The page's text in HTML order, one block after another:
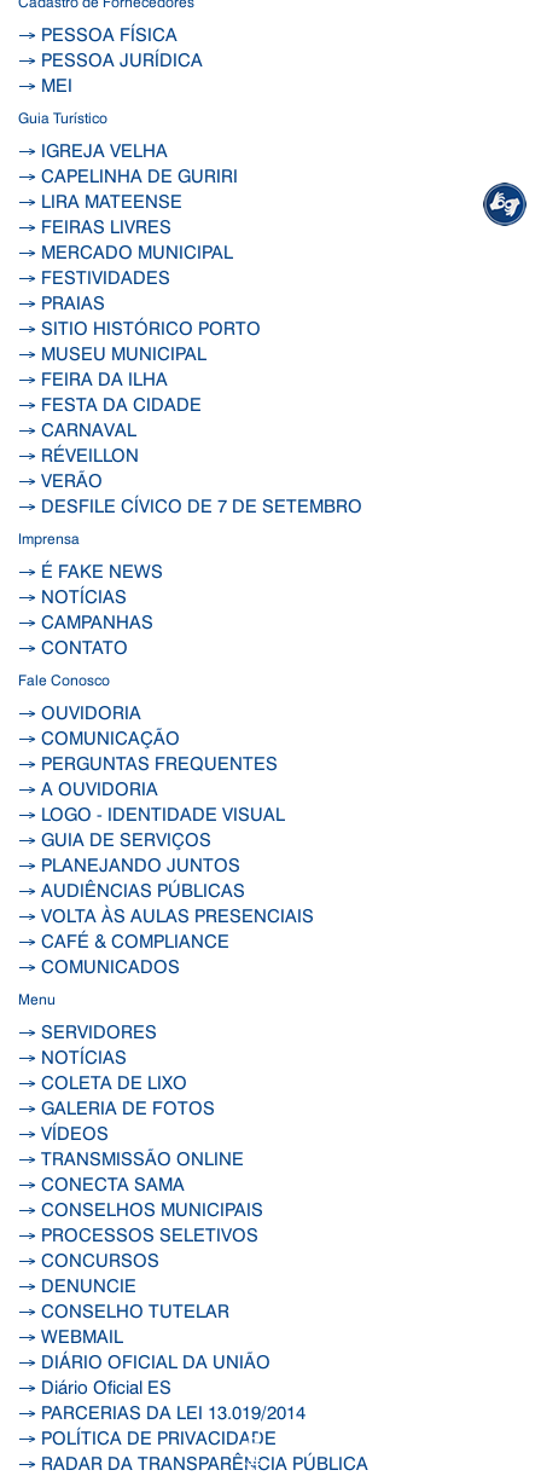
→ PESSOA FÍSICA
→ PESSOA JURÍDICA
→ MEI
Guia Turístico
→ IGREJA VELHA
→ CAPELINHA DE GURIRI
→ LIRA MATEENSE
→ FEIRAS LIVRES
→ MERCADO MUNICIPAL
→ FESTIVIDADES
→ PRAIAS
→ SITIO HISTÓRICO PORTO
→ MUSEU MUNICIPAL
→ FEIRA DA ILHA
→ FESTA DA CIDADE
→ CARNAVAL
→ RÉVEILLON
→ VERÃO
→ DESFILE CÍVICO DE 7 DE SETEMBRO
Imprensa
→ É FAKE NEWS
→ NOTÍCIAS
→ CAMPANHAS
→ CONTATO
Fale Conosco
→ OUVIDORIA
→ COMUNICAÇÃO
→ PERGUNTAS FREQUENTES
→ A OUVIDORIA
→ LOGO - IDENTIDADE VISUAL
→ GUIA DE SERVIÇOS
→ PLANEJANDO JUNTOS
→ AUDIÊNCIAS PÚBLICAS
→ VOLTA ÀS AULAS PRESENCIAIS
→ CAFÉ & COMPLIANCE
→ COMUNICADOS
Menu
→ SERVIDORES
→ NOTÍCIAS
→ COLETA DE LIXO
→ GALERIA DE FOTOS
→ VÍDEOS
→ TRANSMISSÃO ONLINE
→ CONECTA SAMA
→ CONSELHOS MUNICIPAIS
→ PROCESSOS SELETIVOS
→ CONCURSOS
→ DENUNCIE
→ CONSELHO TUTELAR
→ WEBMAIL
→ DIÁRIO OFICIAL DA UNIÃO
→ Diário Oficial ES
→ PARCERIAS DA LEI 13.019/2014
→ POLÍTICA DE PRIVACIDADE
→ RADAR DA TRANSPARÊNCIA PÚBLICA